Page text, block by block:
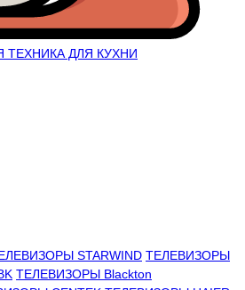
ТЕХНИКА ДЛЯ КУХНИ
STARWIND ТЕЛЕВИЗОРЫ
ТЕЛЕВИЗОРЫ Blackton